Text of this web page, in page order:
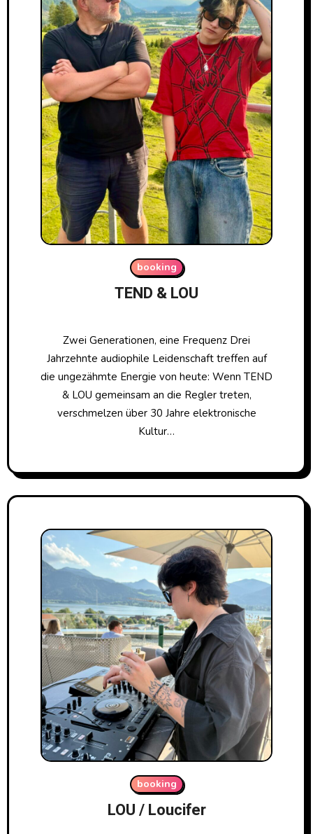
booking
TEND & LOU
Zwei Generationen, eine Frequenz Drei
Jahrzehnte audiophile Leidenschaft treffen auf
die ungezähmte Energie von heute: Wenn TEND
& LOU gemeinsam an die Regler treten,
verschmelzen über 30 Jahre elektronische
Kultur…
booking
LOU / Loucifer